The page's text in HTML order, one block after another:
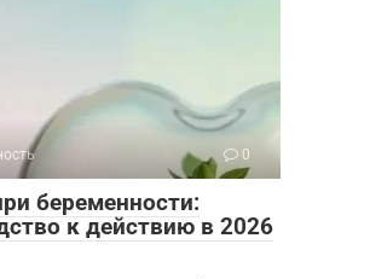
0
беременности:
к действию в 2026